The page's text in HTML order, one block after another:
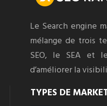
Le Search engine
mélange de trois
SEO, le SEA et
d’améliorer la
TYPES DE